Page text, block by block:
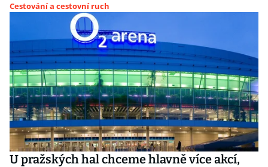
Cestování a cestovní ruch
U pražských hal chceme hlavně více akcí,